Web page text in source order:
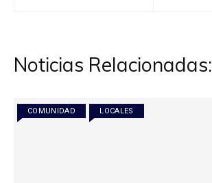
Noticias Relacionadas:
COMUNIDAD LOCALES